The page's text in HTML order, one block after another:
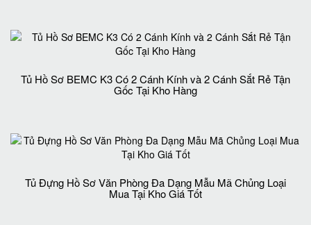
Tủ Hồ Sơ BEMC K3 Có 2 Cánh Kính và 2 Cánh Sắt Rẻ Tận
Gốc Tại Kho Hàng
Tủ Đựng Hồ Sơ Văn Phòng Đa Dạng Mẫu Mã Chủng Loại
Mua Tại Kho Giá Tốt